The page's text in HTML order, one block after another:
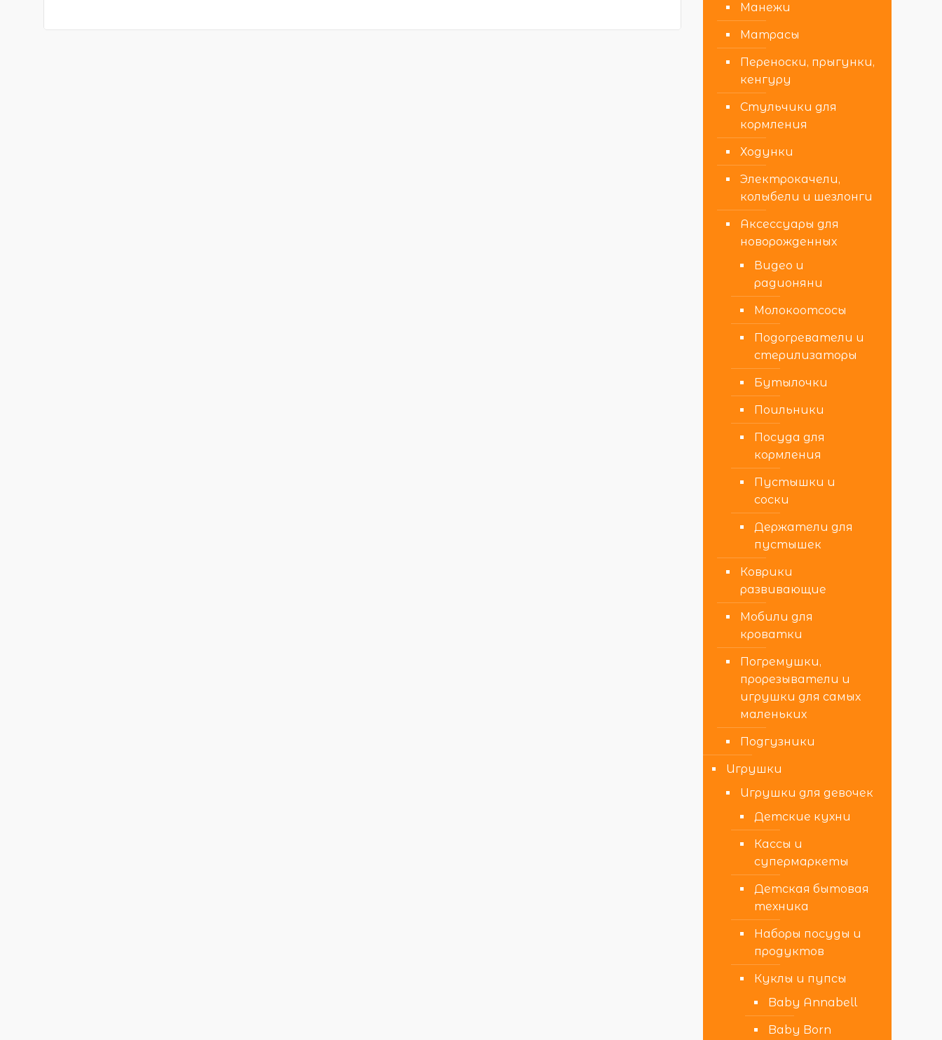
Манежи
Матрасы
Переноски, прыгунки,
кенгуру
Стульчики для
кормления
Ходунки
Электрокачели,
колыбели и шезлонги
Аксессуары для
новорожденных
Видео и
радионяни
Молокоотсосы
Подогреватели и
стерилизаторы
Бутылочки
Поильники
Посуда для
кормления
Пустышки и
соски
Держатели для
пустышек
Коврики
развивающие
Мобили для
кроватки
Погремушки,
прорезыватели и
игрушки для самых
маленьких
Подгузники
Игрушки
Игрушки для девочек
Детские кухни
Кассы и
супермаркеты
Детская бытовая
техника
Наборы посуды и
продуктов
Куклы и пупсы
Baby Annabell
Baby Born